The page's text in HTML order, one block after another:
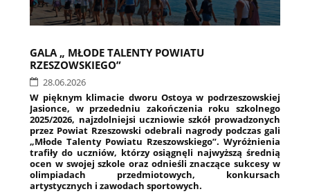
GALA „ MŁODE TALENTY POWIATU
RZESZOWSKIEGO”
28.06.2026
W pięknym klimacie dworu Ostoya w podrzeszowskiej
Jasionce, w przededniu zakończenia roku szkolnego
2025/2026, najzdolniejsi uczniowie szkół prowadzonych
przez Powiat Rzeszowski odebrali nagrody podczas gali
„Młode Talenty Powiatu Rzeszowskiego”. Wyróżnienia
trafiły do uczniów, którzy osiągnęli najwyższą średnią
ocen w swojej szkole oraz odnieśli znaczące sukcesy w
olimpiadach przedmiotowych, konkursach
artystycznych i zawodach sportowych.